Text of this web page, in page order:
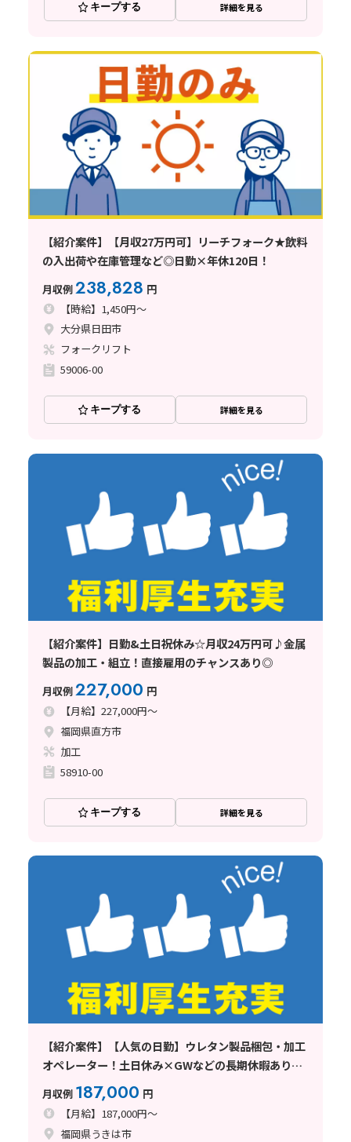
キープする 詳細を見る
【紹介案件】【月収27万円可】リーチフォーク★飲料
の入出荷や在庫管理など◎日勤×年休120日！
月収例238,828 円
【時給】1,450円～
大分県日田市
フォークリフト
59006-00
キープする 詳細を見る
【紹介案件】日勤&土日祝休み☆月収24万円可♪金属
製品の加工・組立！直接雇用のチャンスあり◎
月収例227,000 円
【月給】227,000円～
福岡県直方市
加工
58910-00
キープする 詳細を見る
【紹介案件】【人気の日勤】ウレタン製品梱包・加工
オペレーター！土日休み×GWなどの長期休暇あり◎
残業少なめ！
月収例 187,000 円
【月給】187,000円～
福岡県うきは市